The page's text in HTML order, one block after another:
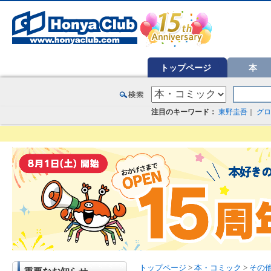
トップページ 本
注目のキーワード： 東野圭吾 グ
トップページ > 本・コミック > その